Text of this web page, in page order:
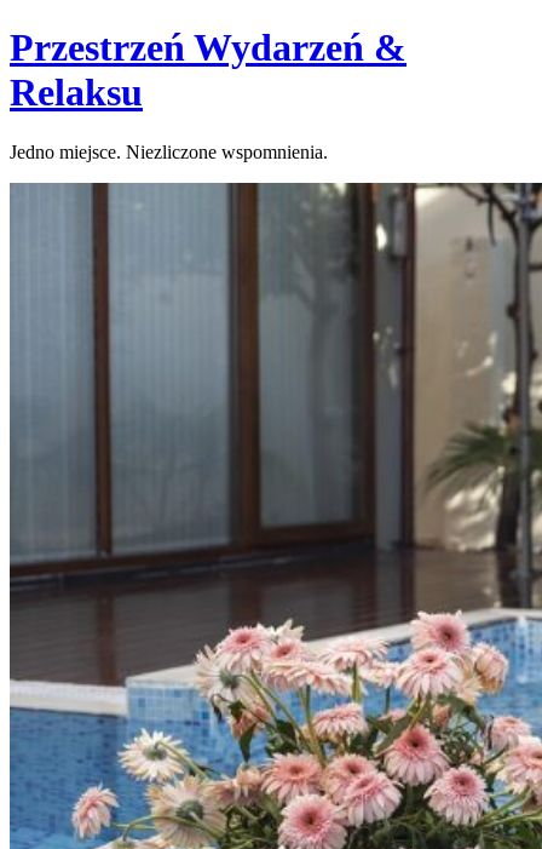
Skip
to
content
Przestrzeń Wydarzeń &
Relaksu
Jedno miejsce. Niezliczone wspomnienia.